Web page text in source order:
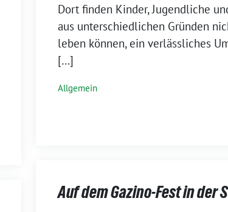
Dort finden Kinder, Jugendliche
aus unterschiedlichen Gründen
leben können, ein verlässliches
[…]
Allgemein
Auf dem Gazino-Fest in der